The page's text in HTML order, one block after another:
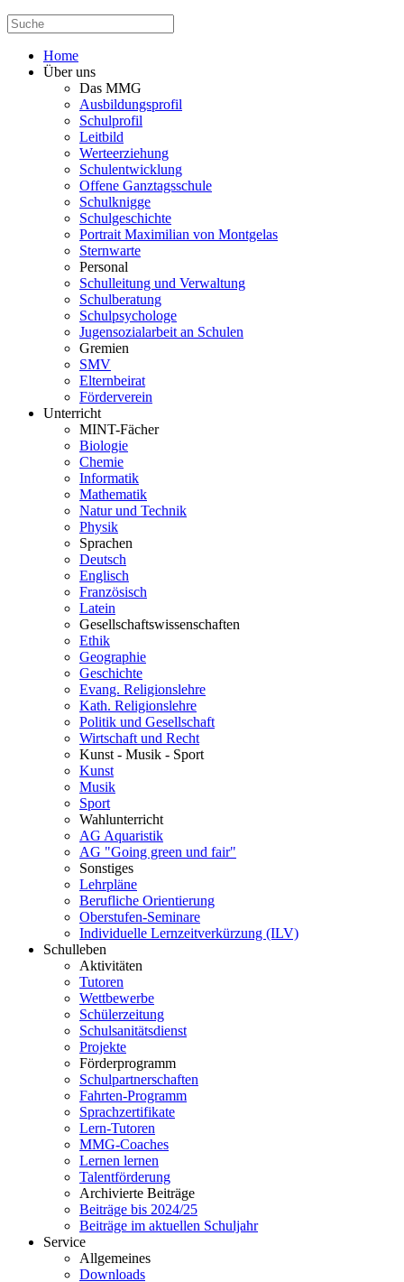
Home
Über uns
Das MMG
Ausbildungsprofil
Schulprofil
Leitbild
Werteerziehung
Schulentwicklung
Offene Ganztagsschule
Schulknigge
Schulgeschichte
Portrait Maximilian von Montgelas
Sternwarte
Personal
Schulleitung und Verwaltung
Schulberatung
Schulpsychologe
Jugensozialarbeit an Schulen
Gremien
SMV
Elternbeirat
Förderverein
Unterricht
MINT-Fächer
Biologie
Chemie
Informatik
Mathematik
Natur und Technik
Physik
Sprachen
Deutsch
Englisch
Französisch
Latein
Gesellschaftswissenschaften
Ethik
Geographie
Geschichte
Evang. Religionslehre
Kath. Religionslehre
Politik und Gesellschaft
Wirtschaft und Recht
Kunst - Musik - Sport
Kunst
Musik
Sport
Wahlunterricht
AG Aquaristik
AG "Going green und fair"
Sonstiges
Lehrpläne
Berufliche Orientierung
Oberstufen-Seminare
Individuelle Lernzeitverkürzung (ILV)
Schulleben
Aktivitäten
Tutoren
Wettbewerbe
Schülerzeitung
Schulsanitätsdienst
Projekte
Förderprogramm
Schulpartnerschaften
Fahrten-Programm
Sprachzertifikate
Lern-Tutoren
MMG-Coaches
Lernen lernen
Talentförderung
Archivierte Beiträge
Beiträge bis 2024/25
Beiträge im aktuellen Schuljahr
Service
Allgemeines
Downloads